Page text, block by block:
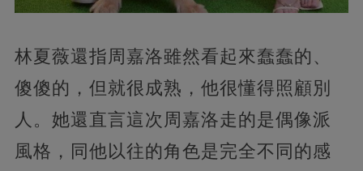
林夏薇還指周嘉洛雖然看起來蠢蠢的、
傻傻的，但就很成熟，他很懂得照顧別
人。她還直言這次周嘉洛走的是偶像派
風格，同他以往的角色是完全不同的感